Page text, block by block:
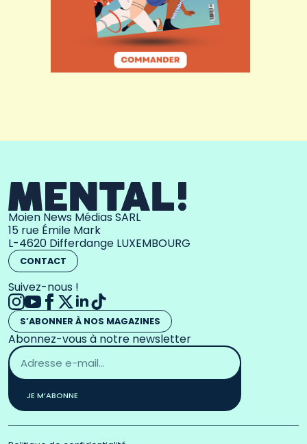
Moien News Médias SARL
15 rue Émile Mark
L-4620 Differdange LUXEMBOURG
CONTACT
Suivez-nous !
S’ABONNER À NOS MAGAZINES
Abonnez-vous à notre newsletter
Adresse
email
*
JE M’ABONNE